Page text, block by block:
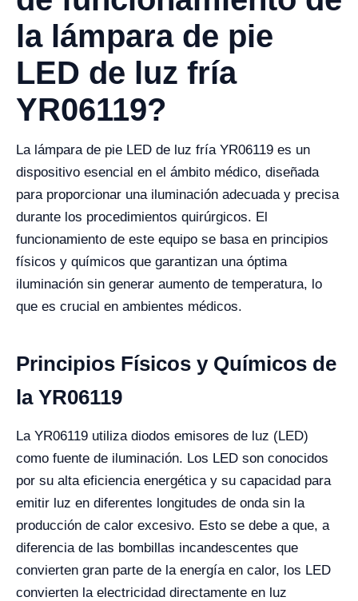
la lámpara de pie
LED de luz fría
YR06119?
La lámpara de pie LED de luz fría YR06119 es un
dispositivo esencial en el ámbito médico, diseñada
para proporcionar una iluminación adecuada y precisa
durante los procedimientos quirúrgicos. El
funcionamiento de este equipo se basa en principios
físicos y químicos que garantizan una óptima
iluminación sin generar aumento de temperatura, lo
que es crucial en ambientes médicos.
Principios Físicos y Químicos de
la YR06119
La YR06119 utiliza diodos emisores de luz (LED)
como fuente de iluminación. Los LED son conocidos
por su alta eficiencia energética y su capacidad para
emitir luz en diferentes longitudes de onda sin la
producción de calor excesivo. Esto se debe a que, a
diferencia de las bombillas incandescentes que
convierten gran parte de la energía en calor, los LED
convierten la electricidad directamente en luz